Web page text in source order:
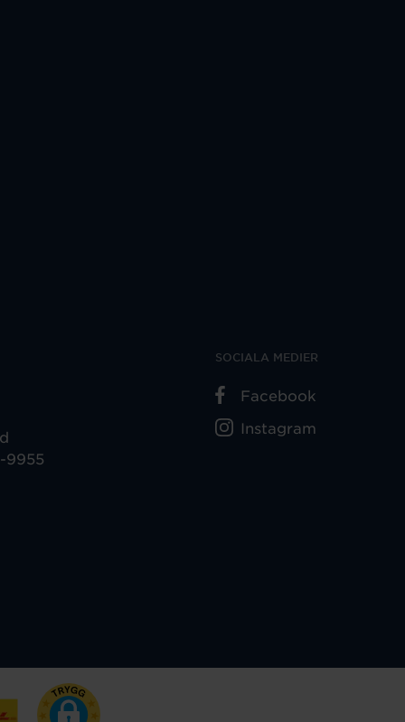
9955
SOCIALA MEDIER
Facebook
Instagram